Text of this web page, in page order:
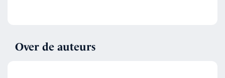
Over de auteurs